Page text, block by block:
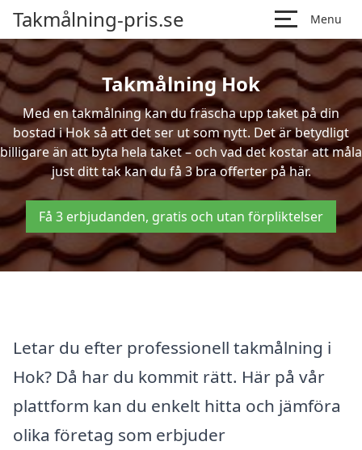
Takmålning-pris.se Menu
Takmålning Hok
Med en takmålning kan du fräscha upp taket på din
bostad i Hok så att det ser ut som nytt. Det är betydligt
billigare än att byta hela taket – och vad det kostar att måla
just ditt tak kan du få 3 bra offerter på här.
Få 3 erbjudanden, gratis och utan förpliktelser
Letar du efter professionell takmålning i
Hok? Då har du kommit rätt. Här på vår
plattform kan du enkelt hitta och jämföra
olika företag som erbjuder